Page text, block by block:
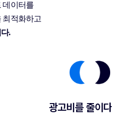
데이터를
최적화하고
.
광고비를 줄이다